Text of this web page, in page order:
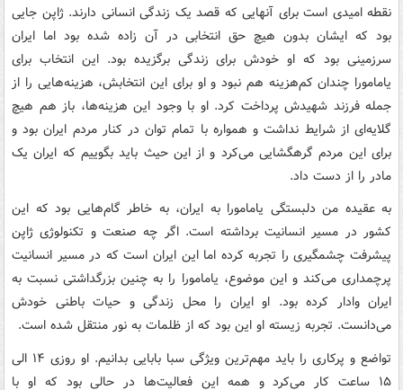
نقطه امیدی است برای آنهایی که قصد یک زندگی انسانی دارند. ژاپن جایی
بود که ایشان بدون هیچ حق انتخابی در آن زاده شده بود اما ایران
سرزمینی بود که او خودش برای زندگی برگزیده بود. این انتخاب برای
یامامورا چندان کم‌هزینه هم نبود و او برای این انتخابش، هزینه‌هایی را از
جمله فرزند شهیدش پرداخت کرد. او با وجود این هزینه‌ها، باز هم هیچ
گلایه‌ای از شرایط نداشت و همواره با تمام توان در کنار مردم ایران بود و
برای این مردم گرهگشایی می‌کرد و از این حیث باید بگوییم که ایران یک
مادر را از دست داد.
به عقیده من دلبستگی یامامورا به ایران، به خاطر گام‌هایی بود که این
کشور در مسیر انسانیت برداشته است. اگر چه صنعت و تکنولوژی ژاپن
پیشرفت چشمگیری را تجربه کرده اما این ایران است که در مسیر انسانیت
پرچمداری می‌کند و این موضوع، یامامورا را به چنین بزرگداشتی نسبت به
ایران وادار کرده بود. او ایران را محل زندگی و حیات باطنی خودش
می‌دانست. تجربه زیسته او این بود که از ظلمات به نور منتقل شده است.
تواضع و پرکاری را باید مهم‌ترین ویژگی سبا بابایی بدانیم. او روزی ۱۴ الی
۱۵ ساعت کار می‌کرد و همه این فعالیت‌ها در حالی بود که او با